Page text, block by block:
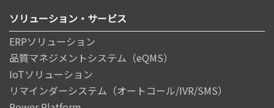
ソリューション・サービス
ERPソリューション
品質マネジメントシステム（eQMS）
IoTソリューション
リマインダーシステム（オートコール/IVR/SMS）